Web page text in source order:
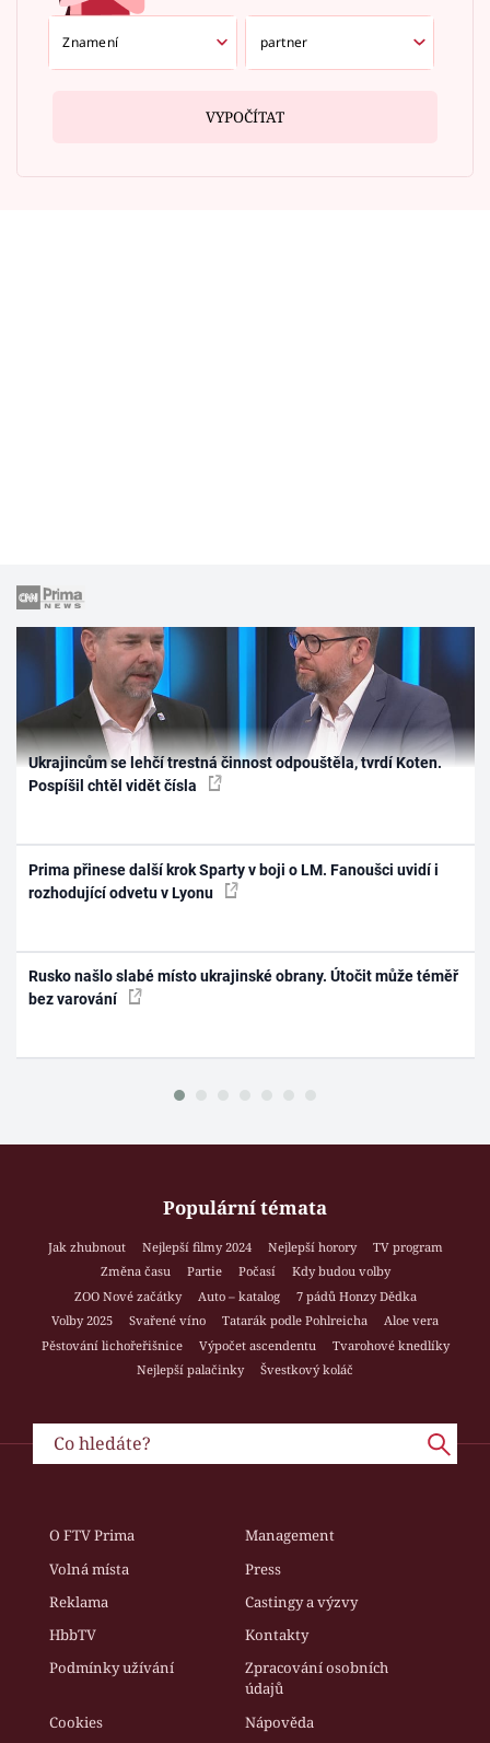
VYPOČÍTAT
Ukrajincům se lehčí trestná činnost odpouštěla, tvrdí Koten.
Pospíšil chtěl vidět čísla
Prima přinese další krok Sparty v boji o LM. Fanoušci uvidí i
rozhodující odvetu v Lyonu
Rusko našlo slabé místo ukrajinské obrany. Útočit může téměř
bez varování
Populární témata
Jak zhubnout Nejlepší filmy 2024 Nejlepší horory
TV program
Změna času
Partie Počasí
Kdy budou volby
ZOO Nové začátky
Auto – katalog
7 pádů Honzy Dědka
Volby 2025
Svařené víno Tatarák podle Pohlreicha
Aloe vera
Pěstování lichořeřišnice
Výpočet ascendentu
Tvarohové knedlíky
Nejlepší palačinky
Švestkový koláč
O FTV Prima
Management
Volná místa
Press
Reklama
Castingy a výzvy
HbbTV
Kontakty
Podmínky užívání
Zpracování osobních
údajů
Cookies
Nápověda